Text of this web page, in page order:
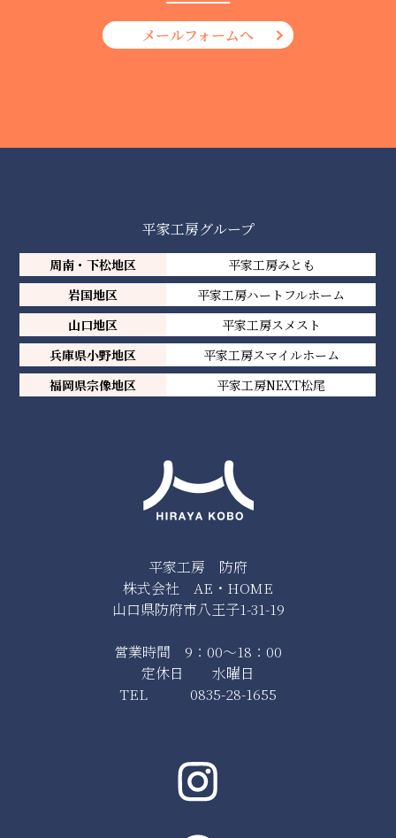
メールフォームへ
平家工房 防府
株式会社 AE・HOME
山口県防府市八王子1-31-19
営業時間 9：00～18：00
定休日 水曜日
TEL 0835-28-1655
平家工房グループ
周南・下松地区
平家工房みとも
岩国地区
平家工房ハートフルホーム
山口地区
平家工房スメスト
兵庫県小野地区
平家工房スマイルホーム
福岡県宗像地区
平家工房NEXT松尾